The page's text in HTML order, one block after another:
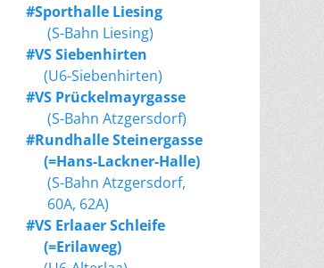
#Sporthalle Liesing
(S-Bahn Liesing)
#VS Siebenhirten
(U6-Siebenhirten)
#VS Prückelmayrgasse
(S-Bahn Atzgersdorf)
#Rundhalle Steinergasse
(=Hans-Lackner-Halle)
(S-Bahn Atzgersdorf,
60A, 62A)
#VS Erlaaer Schleife
(=Erilaweg)